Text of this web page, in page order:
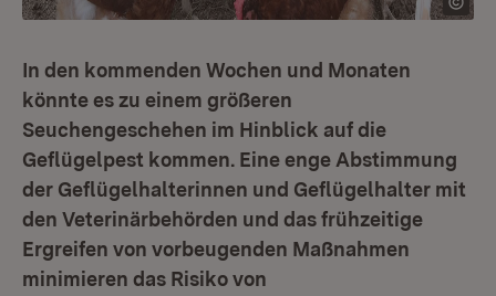
In den kommenden Wochen und Monaten
könnte es zu einem größeren
Seuchengeschehen im Hinblick auf die
Geflügelpest kommen. Eine enge Abstimmung
der Geflügelhalterinnen und Geflügelhalter mit
den Veterinärbehörden und das frühzeitige
Ergreifen von vorbeugenden Maßnahmen
minimieren das Risiko von